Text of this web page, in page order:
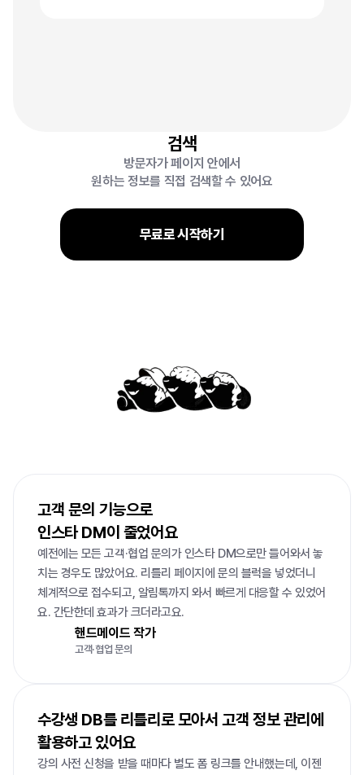
검색
방문자가 페이지 안에서
원하는 정보를 직접 검색할 수 있어요
무료로 시작하기
고객 문의 기능으로
인스타 DM이 줄었어요
예전에는 모든 고객·협업 문의가 인스타 DM으로만 들어와서 놓
치는 경우도 많았어요. 리틀리 페이지에 문의 블럭을 넣었더니
체계적으로 접수되고, 알림톡까지 와서 빠르게 대응할 수 있었어
요. 간단한데 효과가 크더라고요.
핸드메이드 작가
고객·협업 문의
수강생 DB를 리틀리로 모아서 고객 정보 관리에
활용하고 있어요
강의 사전 신청을 받을 때마다 별도 폼 링크를 안내했는데, 이젠